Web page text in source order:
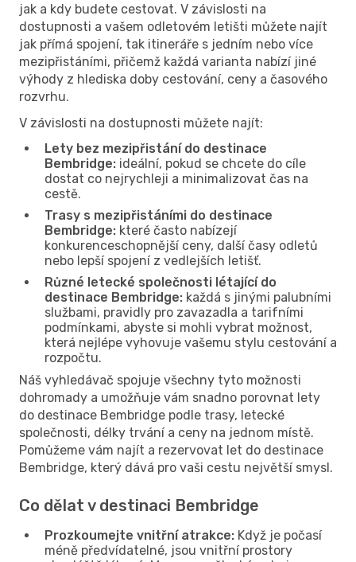
jak a kdy budete cestovat. V závislosti na
dostupnosti a vašem odletovém letišti můžete najít
jak přímá spojení, tak itineráře s jedním nebo více
mezipřistáními, přičemž každá varianta nabízí jiné
výhody z hlediska doby cestování, ceny a časového
rozvrhu.
V závislosti na dostupnosti můžete najít:
Lety bez mezipřistání do destinace
Bembridge: ideální, pokud se chcete do cíle
dostat co nejrychleji a minimalizovat čas na
cestě.
Trasy s mezipřistáními do destinace
Bembridge: které často nabízejí
konkurenceschopnější ceny, další časy odletů
nebo lepší spojení z vedlejších letišť.
Různé letecké společnosti létající do
destinace Bembridge: každá s jinými palubními
službami, pravidly pro zavazadla a tarifními
podmínkami, abyste si mohli vybrat možnost,
která nejlépe vyhovuje vašemu stylu cestování a
rozpočtu.
Náš vyhledávač spojuje všechny tyto možnosti
dohromady a umožňuje vám snadno porovnat lety
do destinace Bembridge podle trasy, letecké
společnosti, délky trvání a ceny na jednom místě.
Pomůžeme vám najít a rezervovat let do destinace
Bembridge, který dává pro vaši cestu největší smysl.
Co dělat v destinaci Bembridge
Prozkoumejte vnitřní atrakce: Když je počasí
méně předvídatelné, jsou vnitřní prostory